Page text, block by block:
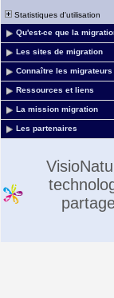
Statistiques d'utilisation
Qu'est-ce que la
Les sites de migration
Connaître les migrateurs
Ressources et liens
La mission migration
Les partenaires